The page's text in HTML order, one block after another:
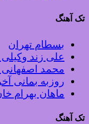
تک آهنگ
بسطام تهران
علی زند
محمد اصفهانی
روزبه بمانی
ماهان بهرام
تک آهنگ